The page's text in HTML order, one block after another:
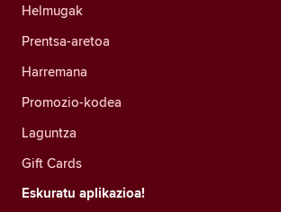
Helmugak
Prentsa-aretoa
Harremana
Promozio-kodea
Laguntza
Gift Cards
Eskuratu aplikazioa!